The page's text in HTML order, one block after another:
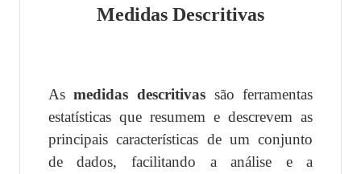
Medidas Descritivas
Asmedidas descritivas são ferramentas
estatísticas que resumem e descrevem as
principais características de um conjunto
de dados, facilitando a análise e a